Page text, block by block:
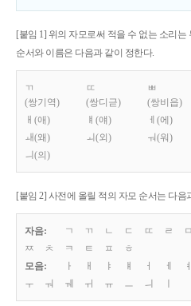
[붙임 1] 위의 자모로써 적을 수 없는 소리
순서와 이름은 다음과 같이 정한다.
ㄲ
(쌍기역)
ㄸ
(쌍디귿)
ㅃ
(쌍비읍)
ㅐ(애)
ㅒ(얘) ㅔ(에)
ㅙ(왜)
ㅚ(외) ㅝ(워)
ㅢ(의)
[붙임 2] 사전에 올릴 적의 자모 순서는 다음
자음: ㄱ ㄲ ㄴ ㄷ ㄸ ㄹ ㅁ
ㅉ
ㅊ ㅋ ㅌ ㅍ
ㅎ
모음:
ㅏ ㅐ ㅑ ㅒ ㅓ ㅔ ㅕ
ㅜ
ㅝ ㅞ ㅟ ㅠ ㅡ ㅢ